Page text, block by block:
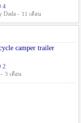
4
Dada - 11 เดือน
camper trailer
2
3 เดือน